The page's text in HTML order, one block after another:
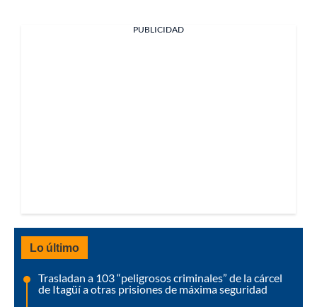
PUBLICIDAD
Lo último
Trasladan a 103 “peligrosos criminales” de la cárcel
de Itagüí a otras prisiones de máxima seguridad